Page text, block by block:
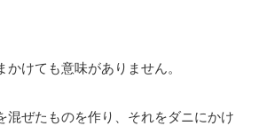
けても意味がありません。
混ぜたものを作り、それをダニにかけ